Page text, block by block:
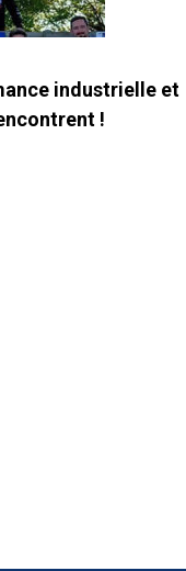
industrielle et
!